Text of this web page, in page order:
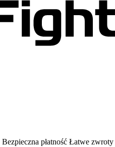
Bezpieczna płatność Łatwe zwroty